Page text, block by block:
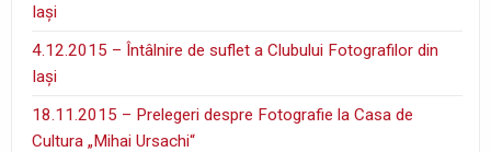
Iaşi
4.12.2015 – Întâlnire de suflet a Clubului Fotografilor din
Iaşi
18.11.2015 – Prelegeri despre Fotografie la Casa de
Cultura „Mihai Ursachi“